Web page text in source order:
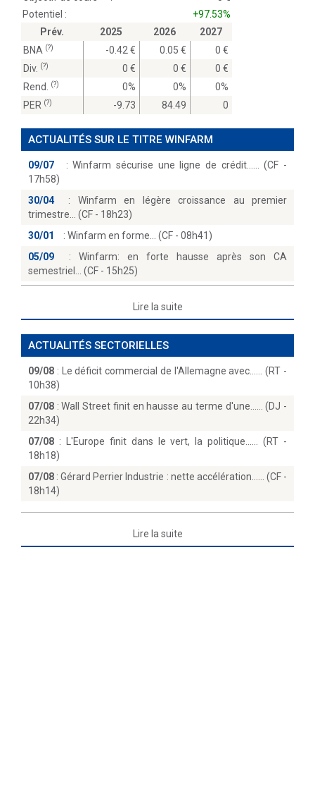
Potentiel :
+97.53%
Prév.
2025 2026
2027
BNA (?) -0.42 0.05
0
Div. (?) 0 0
0
Rend.
(?) 0% 0%
0%
PER (?) -9.73 84.49 0
ACTUALITÉS SUR LE TITRE WINFARM
09/07 :Winfarm sécurise une ligne de crédit...… (CF -
17h58)
30/04
: Winfarm en légère croissance au premier
trimestre… (CF - 18h23)
30/01
: Winfarm en forme… (CF - 08h41)
05/09
: Winfarm: en forte hausse après son CA
semestriel… (CF - 15h25)
Lire la suite
ACTUALITÉS SECTORIELLES
09/08 :
Le déficit commercial de l'Allemagne avec...… (RT -
10h38)
07/08 :Wall Street finit en hausse au terme d'une...… (DJ -
22h34)
07/08 :
L'Europe finit dans le vert, la politique...… (RT -
18h18)
07/08 :Gérard Perrier Industrie : nette accélération...… (CF -
18h14)
Lire la suite